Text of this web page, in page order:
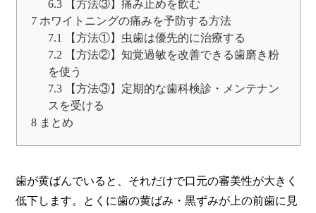
6.3【方法③】痛み止めを飲む
7ホワイトニングの痛みを予防する方法
7.1
【方法①】虫歯は優先的に治療する
7.2 【方法②】知覚過敏を改善できる歯磨き粉
を使う
7.3【方法③】定期的な歯科検診・メンテナン
スを受ける
8まとめ
歯が黄ばんでいると、それだけで口元の審美性が大きく
低下します。とくに歯の黄ばみ・黒ずみが上の前歯に見